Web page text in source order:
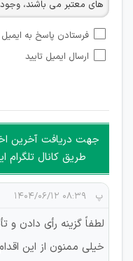
های معتبر می باشند، وجود
شبکه های مجازی ارتباطی
امکان تأیید نظرات
هرگونه تحریک، تحقیر
غیر مجاز می باشد.
امکان هماهنگی برای
جمعی و چه فردی توسط
فرستادن پاسخ به ایمیل
ارسال ایمیل تایید
جهت دریافت آخرین
طریق کانال تلگرام
پ ۰۸:۳۹ ۱۴۰۴/۰۶/۱۲
لطفاً گزینه رأی دادن و
خیلی ممنون از این